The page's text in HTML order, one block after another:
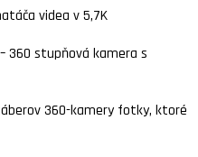
videa v 5,7K
360 stupňová kamera s
360-kamery fotky, ktoré